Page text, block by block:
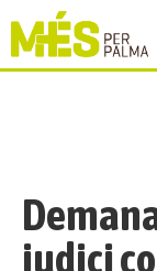
judici